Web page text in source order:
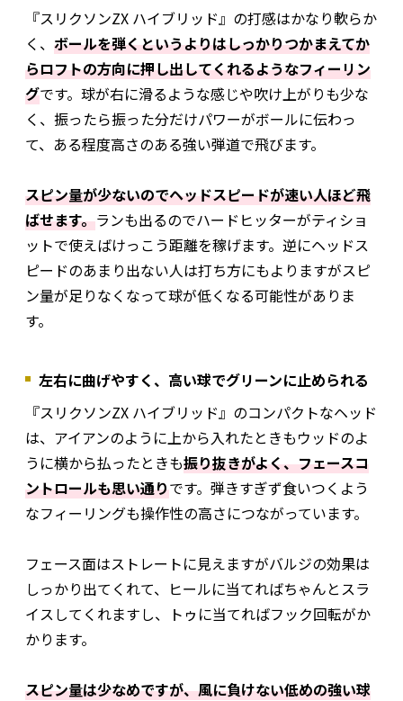
『スリクソンZX ハイブリッド』の打感はかなり軟らか
く、 ボールを弾くというよりはしっかりつかまえてか
らロフトの方向に押し出してくれるようなフィーリン
グです。球が右に滑るような感じや吹け上がりも少な
く、振ったら振った分だけパワーがボールに伝わっ
て、ある程度高さのある強い弾道で飛びます。
スピン量が少ないのでヘッドスピードが速い人ほど飛
ばせます。ランも出るのでハードヒッターがティショ
ットで使えばけっこう距離を稼げます。逆にヘッドス
ピードのあまり出ない人は打ち方にもよりますがスピ
ン量が足りなくなって球が低くなる可能性がありま
す。
左右に曲げやすく、高い球でグリーンに止められる
『スリクソンZX ハイブリッド』のコンパクトなヘッド
は、アイアンのように上から入れたときもウッドのよ
うに横から払ったときも振り抜きがよく、フェースコ
ントロールも思い通りです。弾きすぎず食いつくよう
なフィーリングも操作性の高さにつながっています。
フェース面はストレートに見えますがバルジの効果は
しっかり出てくれて、ヒールに当てればちゃんとスラ
イスしてくれますし、トゥに当てればフック回転がか
かります。
スピン量は少なめですが、風に負けない低めの強い球